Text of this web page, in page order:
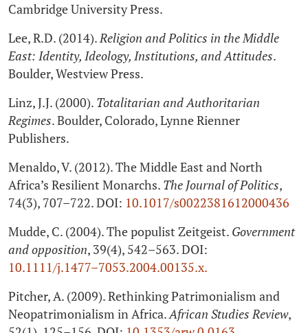
Cambridge University Press.
Lee, R.D. (2014).Religion and Politics in the Middle
East: Identity, Ideology, Institutions, and Attitudes.
Boulder, Westview Press.
Linz, J.J. (2000). Totalitarian and Authoritarian
Regimes. Boulder, Colorado, Lynne Rienner
Publishers.
Menaldo, V. (2012). The Middle East and North
Africa’s Resilient Monarchs. The Journal of Politics,
74(3), 707–722. DOI: 10.1017/s0022381612000436
Mudde, C. (2004). The populist Zeitgeist. Government
and opposition, 39(4), 542–563. DOI:
10.1111/j.1477–7053.2004.00135.x.
Pitcher, A. (2009). Rethinking Patrimonialism and
Neopatrimonialism in Africa.African Studies Review,